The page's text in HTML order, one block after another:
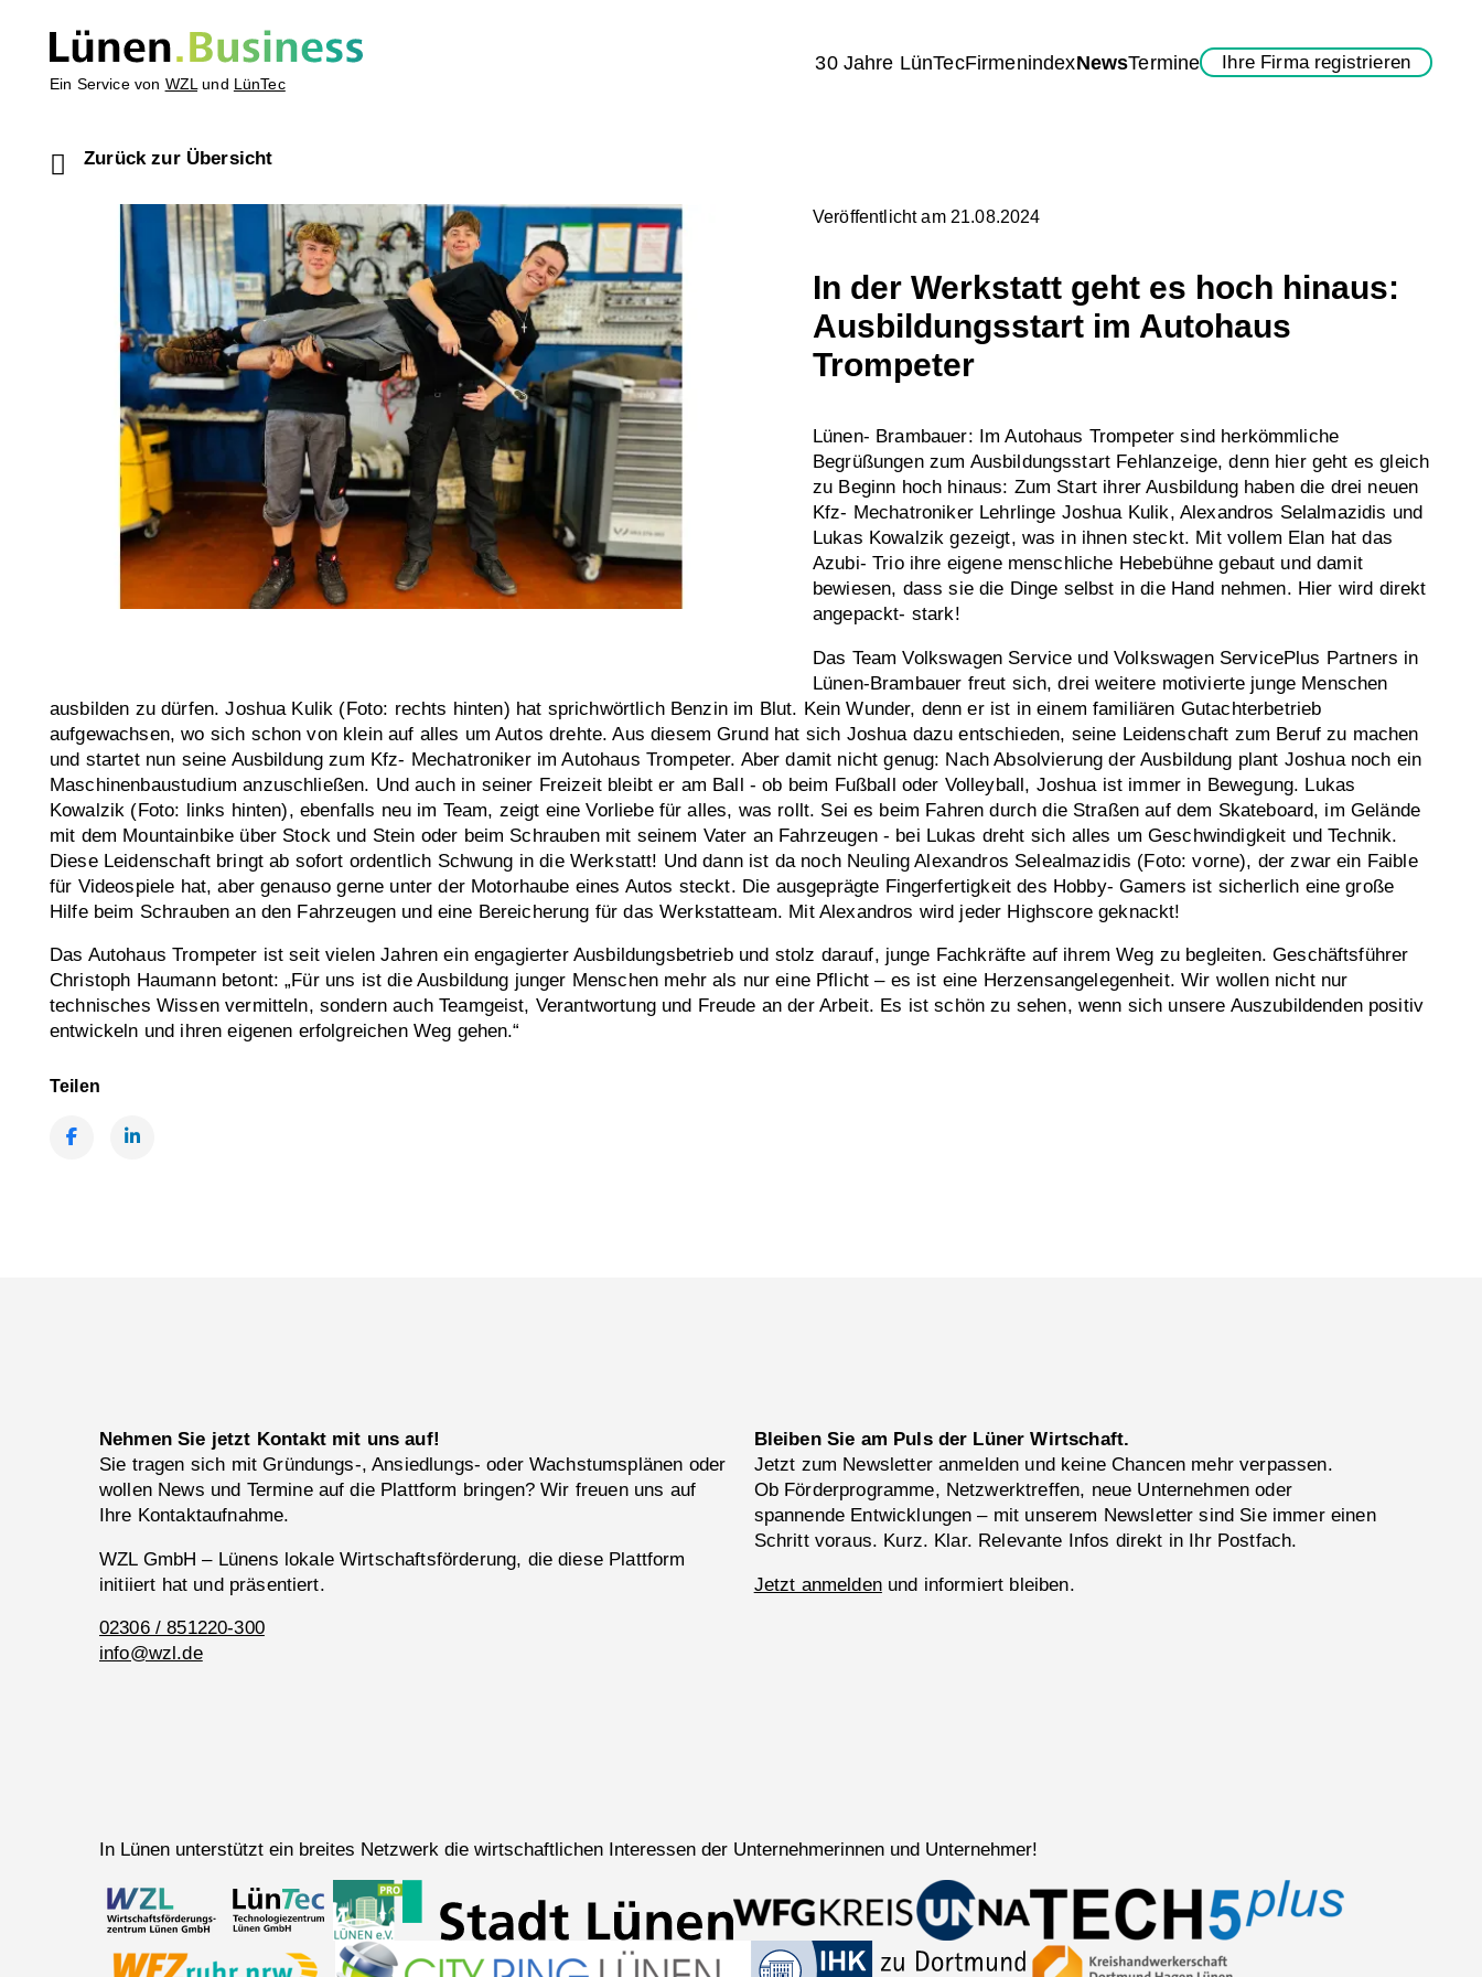
Ein Service von WZL und LünTec
30 Jahre LünTecFirmenindexNewsTermine Ihre Firma registrieren
Zurück zur Übersicht
Veröffentlicht am 21.08.2024
In der Werkstatt geht es hoch hinaus:
Ausbildungsstart im Autohaus
Trompeter
Lünen- Brambauer: Im Autohaus Trompeter sind herkömmliche
Begrüßungen zum Ausbildungsstart Fehlanzeige, denn hier geht es gleich
zu Beginn hoch hinaus: Zum Start ihrer Ausbildung haben die drei neuen
Kfz- Mechatroniker Lehrlinge Joshua Kulik, Alexandros Selalmazidis und
Lukas Kowalzik gezeigt, was in ihnen steckt. Mit vollem Elan hat das
Azubi- Trio ihre eigene menschliche Hebebühne gebaut und damit
bewiesen, dass sie die Dinge selbst in die Hand nehmen. Hier wird direkt
angepackt- stark!
Das Team Volkswagen Service und Volkswagen ServicePlus Partners in
Lünen-Brambauer freut sich, drei weitere motivierte junge Menschen
ausbilden zu dürfen. Joshua Kulik (Foto: rechts hinten) hat sprichwörtlich Benzin im Blut. Kein Wunder, denn er ist in einem familiären Gutachterbetrieb
aufgewachsen, wo sich schon von klein auf alles um Autos drehte. Aus diesem Grund hat sich Joshua dazu entschieden, seine Leidenschaft zum Beruf zu machen
und startet nun seine Ausbildung zum Kfz- Mechatroniker im Autohaus Trompeter. Aber damit nicht genug: Nach Absolvierung der Ausbildung plant Joshua noch ein
Maschinenbaustudium anzuschließen. Und auch in seiner Freizeit bleibt er am Ball - ob beim Fußball oder Volleyball, Joshua ist immer in Bewegung. Lukas
Kowalzik (Foto: links hinten), ebenfalls neu im Team, zeigt eine Vorliebe für alles, was rollt. Sei es beim Fahren durch die Straßen auf dem Skateboard, im Gelände
mit dem Mountainbike über Stock und Stein oder beim Schrauben mit seinem Vater an Fahrzeugen - bei Lukas dreht sich alles um Geschwindigkeit und Technik.
Diese Leidenschaft bringt ab sofort ordentlich Schwung in die Werkstatt! Und dann ist da noch Neuling Alexandros Selealmazidis (Foto: vorne), der zwar ein Faible
für Videospiele hat, aber genauso gerne unter der Motorhaube eines Autos steckt. Die ausgeprägte Fingerfertigkeit des Hobby- Gamers ist sicherlich eine große
Hilfe beim Schrauben an den Fahrzeugen und eine Bereicherung für das Werkstatteam. Mit Alexandros wird jeder Highscore geknackt!
Das Autohaus Trompeter ist seit vielen Jahren ein engagierter Ausbildungsbetrieb und stolz darauf, junge Fachkräfte auf ihrem Weg zu begleiten. Geschäftsführer
Christoph Haumann betont: „Für uns ist die Ausbildung junger Menschen mehr als nur eine Pflicht – es ist eine Herzensangelegenheit. Wir wollen nicht nur
technisches Wissen vermitteln, sondern auch Teamgeist, Verantwortung und Freude an der Arbeit. Es ist schön zu sehen, wenn sich unsere Auszubildenden positiv
entwickeln und ihren eigenen erfolgreichen Weg gehen.“
Teilen
Nehmen Sie jetzt Kontakt mit uns auf!
Sie tragen sich mit Gründungs-, Ansiedlungs- oder Wachstumsplänen oder
wollen News und Termine auf die Plattform bringen? Wir freuen uns auf
Ihre Kontaktaufnahme.
WZL GmbH – Lünens lokale Wirtschaftsförderung, die diese Plattform
initiiert hat und präsentiert.
02306 / 851220-300
info@wzl.de
Bleiben Sie am Puls der Lüner Wirtschaft.
Jetzt zum Newsletter anmelden und keine Chancen mehr verpassen.
Ob Förderprogramme, Netzwerktreffen, neue Unternehmen oder
spannende Entwicklungen – mit unserem Newsletter sind Sie immer einen
Schritt voraus. Kurz. Klar. Relevante Infos direkt in Ihr Postfach.
Jetzt anmeldenund informiert bleiben.
In Lünen unterstützt ein breites Netzwerk die wirtschaftlichen Interessen der Unternehmerinnen und Unternehmer!